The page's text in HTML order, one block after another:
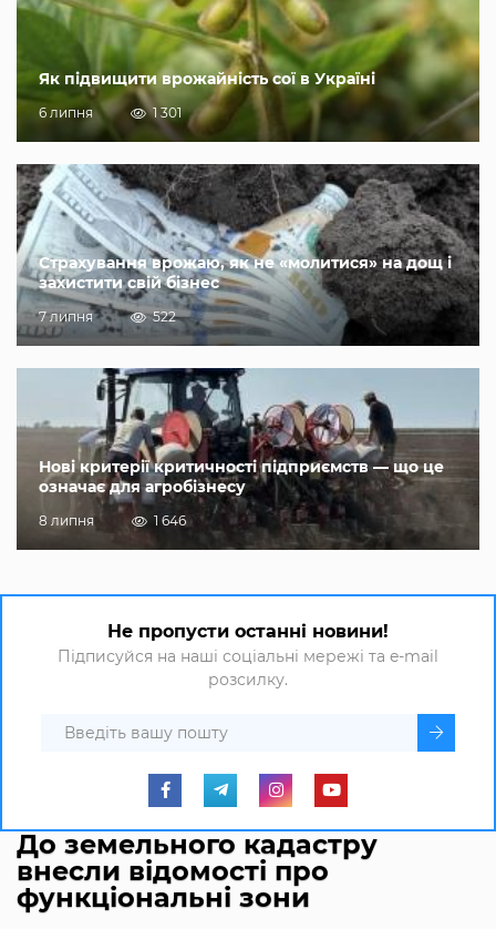
Як підвищити врожайність сої в Україні
6 липня 1 301
Страхування врожаю, як не «молитися» на дощ і
захистити свій бізнес
7 липня 522
Нові критерії критичності підприємств — що це
означає для агробізнесу
8 липня 1 646
Не пропусти останні новини!
Підписуйся на наші соціальні мережі та e-mail
розсилку.
До земельного кадастру
внесли відомості про
функціональні зони